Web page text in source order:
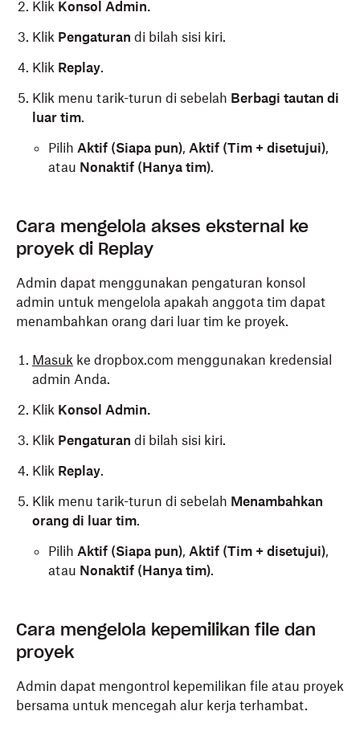
Klik Konsol Admin.
Klik Pengaturan di bilah sisi kiri.
Klik Replay.
Klik menu tarik-turun di sebelah Berbagi tautan di
luar tim.
Pilih Aktif (Siapa pun), Aktif (Tim + disetujui),
atau Nonaktif (Hanya tim).
Cara mengelola akses eksternal ke
proyek di Replay
Admin dapat menggunakan pengaturan konsol
admin untuk mengelola apakah anggota tim dapat
menambahkan orang dari luar tim ke proyek.
Masuk ke dropbox.com menggunakan kredensial
admin Anda.
Klik Konsol Admin.
Klik Pengaturan di bilah sisi kiri.
Klik Replay.
Klik menu tarik-turun di sebelah Menambahkan
orang di luar tim.
Pilih Aktif (Siapa pun), Aktif (Tim + disetujui),
atau Nonaktif (Hanya tim).
Cara mengelola kepemilikan file dan
proyek
Admin dapat mengontrol kepemilikan file atau proyek
bersama untuk mencegah alur kerja terhambat.